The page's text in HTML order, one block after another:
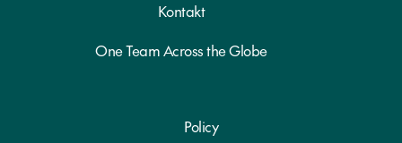
Kontakt
One Team Across the Globe
Policy